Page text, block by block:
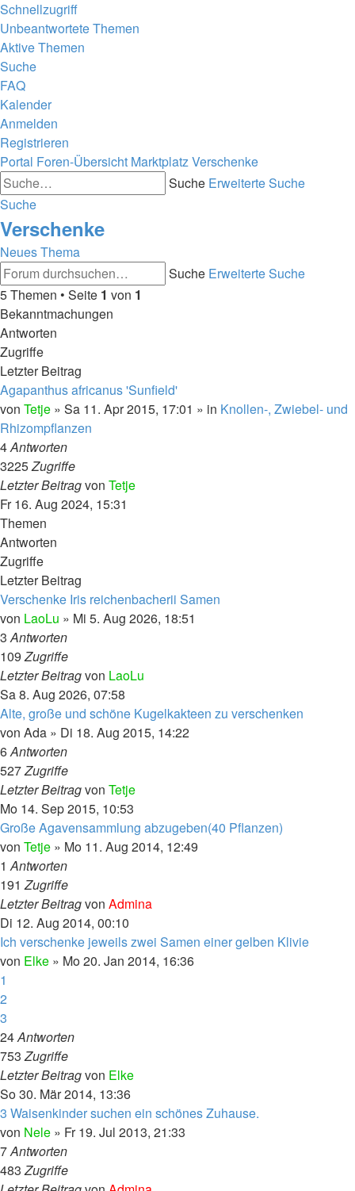
Schnellzugriff
Unbeantwortete Themen
Aktive Themen
Suche
FAQ
Kalender
Anmelden
Registrieren
Portal Foren-Übersicht MarktplatzVerschenke
Suche Erweiterte Suche
Suche
Verschenke
Neues Thema
Suche Erweiterte Suche
5 Themen • Seite 1 von 1
Bekanntmachungen
Antworten
Zugriffe
Letzter Beitrag
Agapanthus africanus 'Sunfield'
von Tetje » Sa 11. Apr 2015, 17:01 » in Knollen-, Zwiebel- und
Rhizompflanzen
4Antworten
3225Zugriffe
Letzter Beitragvon Tetje
Fr 16. Aug 2024, 15:31
Themen
Antworten
Zugriffe
Letzter Beitrag
Verschenke Iris reichenbacherii Samen
von LaoLu » Mi 5. Aug 2026, 18:51
3Antworten
109Zugriffe
Letzter Beitragvon LaoLu
Sa 8. Aug 2026, 07:58
Alte, große und schöne Kugelkakteen zu verschenken
von Ada » Di 18. Aug 2015, 14:22
6Antworten
527Zugriffe
Letzter Beitragvon Tetje
Mo 14. Sep 2015, 10:53
Große Agavensammlung abzugeben(40 Pflanzen)
von Tetje » Mo 11. Aug 2014, 12:49
1Antworten
191Zugriffe
Letzter Beitragvon Admina
Di 12. Aug 2014, 00:10
Ich verschenke jeweils zwei Samen einer gelben Klivie
von Elke » Mo 20. Jan 2014, 16:36
1
2
3
24Antworten
753Zugriffe
Letzter Beitragvon Elke
So 30. Mär 2014, 13:36
3 Waisenkinder suchen ein schönes Zuhause.
von Nele » Fr 19. Jul 2013, 21:33
7Antworten
483Zugriffe